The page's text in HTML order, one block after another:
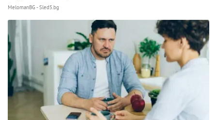
MelomanBG - Sled5.bg